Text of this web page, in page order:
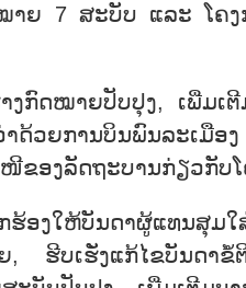
າຍ 7 ສະບັບ ແລະ ໂຄງ
ດໝາຍປັບປຸງ, ເພີ່ມເຕີ
ດ້ວຍການບິນພົນລະເມືອ
ຂອງລັດຖະບານກ່ຽວກັບ
ງໃຫ້ບັນດາຜູ້ແທນສຸມໃ
ບເຮັ່ງແກ້ໄຂບັນດາຂໍ້ຕິ